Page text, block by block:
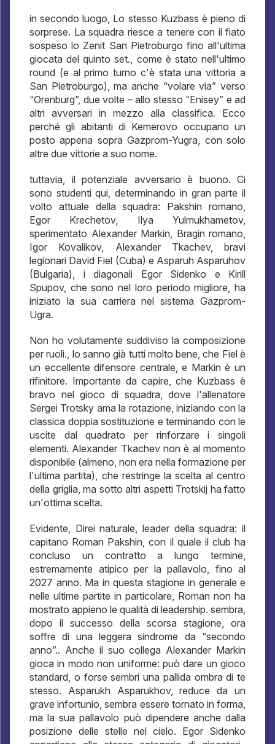
in secondo luogo, Lo stesso Kuzbass è pieno di
sorprese. La squadra riesce a tenere con il fiato
sospeso lo Zenit San Pietroburgo fino all'ultima
giocata del quinto set., come è stato nell'ultimo
round (e al primo turno c'è stata una vittoria a
San Pietroburgo), ma anche “volare via” verso
“Orenburg”, due volte – allo stesso “Enisey” e ad
altri avversari in mezzo alla classifica. Ecco
perché gli abitanti di Kemerovo occupano un
posto appena sopra Gazprom-Yugra, con solo
altre due vittorie a suo nome.
tuttavia, il potenziale avversario è buono. Ci
sono studenti qui, determinando in gran parte il
volto attuale della squadra: Pakshin romano,
Egor Krechetov, Ilya Yulmukhametov,
sperimentato Alexander Markin, Bragin romano,
Igor Kovalikov, Alexander Tkachev, bravi
legionari David Fiel (Cuba) e Asparuh Asparuhov
(Bulgaria), i diagonali Egor Sidenko e Kirill
Spupov, che sono nel loro periodo migliore, ha
iniziato la sua carriera nel sistema Gazprom-
Ugra.
Non ho volutamente suddiviso la composizione
per ruoli., lo sanno già tutti molto bene, che Fiel è
un eccellente difensore centrale, e Markin è un
rifinitore. Importante da capire, che Kuzbass è
bravo nel gioco di squadra, dove l'allenatore
Sergei Trotsky ama la rotazione, iniziando con la
classica doppia sostituzione e terminando con le
uscite dal quadrato per rinforzare i singoli
elementi. Alexander Tkachev non è al momento
disponibile (almeno, non era nella formazione per
l'ultima partita), che restringe la scelta al centro
della griglia, ma sotto altri aspetti Trotskij ha fatto
un'ottima scelta.
Evidente, Direi naturale, leader della squadra: il
capitano Roman Pakshin, con il quale il club ha
concluso un contratto a lungo termine,
estremamente atipico per la pallavolo, fino al
2027 anno. Ma in questa stagione in generale e
nelle ultime partite in particolare, Roman non ha
mostrato appieno le qualità di leadership. sembra,
dopo il successo della scorsa stagione, ora
soffre di una leggera sindrome da “secondo
anno”.. Anche il suo collega Alexander Markin
gioca in modo non uniforme: può dare un gioco
standard, o forse sembri una pallida ombra di te
stesso. Asparukh Asparukhov, reduce da un
grave infortunio, sembra essere tornato in forma,
ma la sua pallavolo può dipendere anche dalla
posizione delle stelle nel cielo. Egor Sidenko